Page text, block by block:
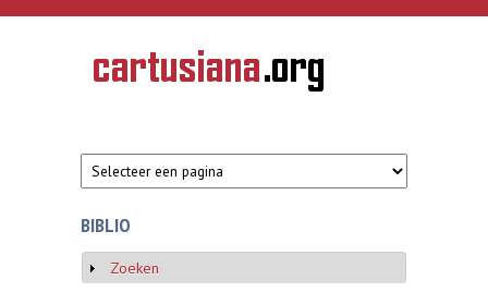
Overslaan en naar de inhoud gaan
CARTUSIANA
Geschiedenis
van de
BIBLIO
Weergeven
Zoeken